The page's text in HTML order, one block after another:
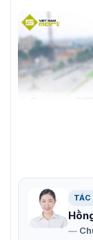
Camera IP
Model này
đáp ứng các
TÁC